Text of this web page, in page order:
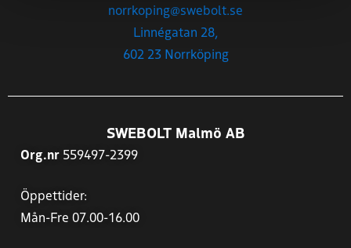
norrkoping@swebolt.se
Linnégatan 28,
602 23 Norrköping
SWEBOLT Malmö AB
Org.nr 559497-2399
Öppettider:
Mån-Fre 07.00-16.00